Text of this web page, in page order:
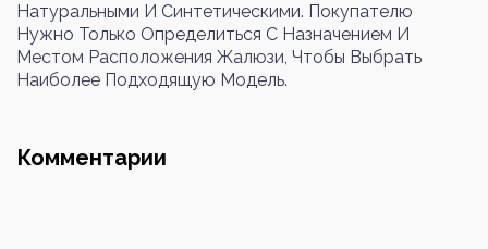
Натуральными И Синтетическими. Покупателю
Нужно Только Определиться С Назначением И
Местом Расположения Жалюзи, Чтобы Выбрать
Наиболее Подходящую Модель.
Комментарии
Войти